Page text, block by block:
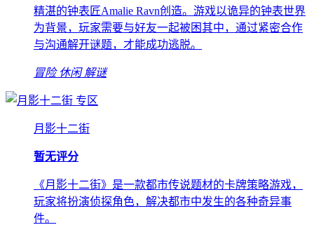
精湛的钟表匠Amalie Ravn创造。游戏以诡异的钟表世界
为背景，玩家需要与好友一起被困其中，通过紧密合作
与沟通解开谜题，才能成功逃脱。
冒险 休闲 解谜
专区
月影十二街
暂无评分
《月影十二街》是一款都市传说题材的卡牌策略游戏，
玩家将扮演侦探角色，解决都市中发生的各种奇异事
件。